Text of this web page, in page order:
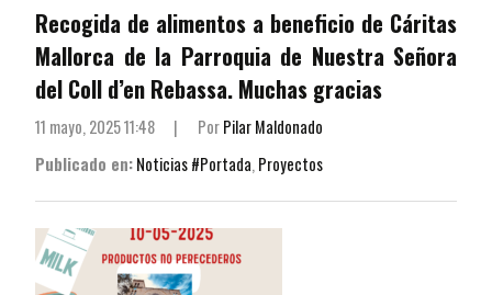
Recogida de alimentos a beneficio de Cáritas
Mallorca de la Parroquia de Nuestra Señora
del Coll d’en Rebassa. Muchas gracias
11 mayo, 2025 11:48 | PorPilar Maldonado
Publicado en:Noticias #Portada, Proyectos